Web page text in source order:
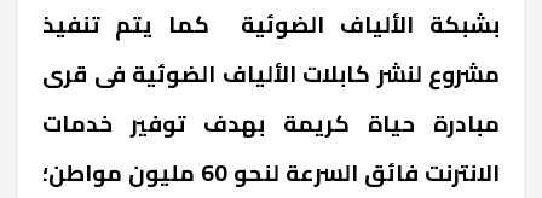
بشبكة الألياف الضوئية كما يتم تنفيذ
مشروع لنشر كابلات الألياف الضوئية فى قرى
مبادرة حياة كريمة بهدف توفير خدمات
الانترنت فائق السرعة لنحو 60 مليون مواطن؛